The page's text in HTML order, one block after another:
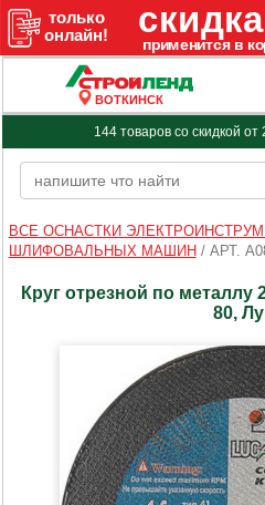
ВОТКИНСК
144 товаров со скидкой
ВСЕ ОСНАСТКИ
ШЛИФОВАЛЬНЫХ МАШИН / АРТ.
Круг отрезной по металлу
80,